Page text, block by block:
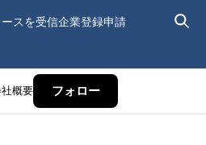
スを受信企業登録申請
概要 フォロー